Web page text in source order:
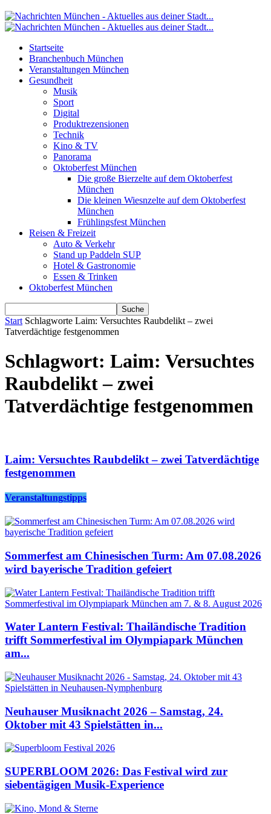
Startseite
Branchenbuch München
Veranstaltungen München
Gesundheit
Musik
Sport
Digital
Produktrezensionen
Technik
Kino & TV
Panorama
Oktoberfest München
Die große Bierzelte auf dem Oktoberfest
München
Die kleinen Wiesnzelte auf dem Oktoberfest
München
Frühlingsfest München
Reisen & Freizeit
Auto & Verkehr
Stand up Paddeln SUP
Hotel & Gastronomie
Essen & Trinken
Oktoberfest München
Start Schlagworte Laim: Versuchtes Raubdelikt – zwei
Tatverdächtige festgenommen
Schlagwort: Laim: Versuchtes
Raubdelikt – zwei
Tatverdächtige festgenommen
Laim: Versuchtes Raubdelikt – zwei Tatverdächtige
festgenommen
Veranstaltungstipps
Sommerfest am Chinesischen Turm: Am 07.08.2026
wird bayerische Tradition gefeiert
Water Lantern Festival: Thailändische Tradition
trifft Sommerfestival im Olympiapark München
am...
Neuhauser Musiknacht 2026 – Samstag, 24.
Oktober mit 43 Spielstätten in...
SUPERBLOOM 2026: Das Festival wird zur
siebentägigen Musik-Experience